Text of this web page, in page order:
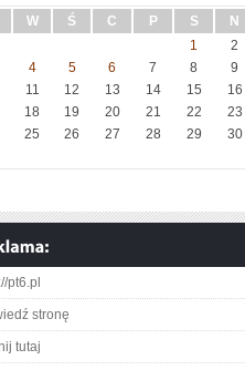
W Ś C P S
N
1
2
4 5 6 7 8
9
11 12 13 14 15
16
18 19 20 21 22
23
25 26 27 28 29
30
pt6.pl
stronę
tutaj